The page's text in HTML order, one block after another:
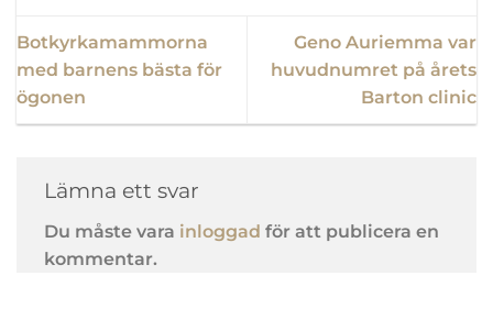
Botkyrkamammorna
med barnens bästa för
ögonen
Geno Auriemma var
huvudnumret på årets
Barton clinic
Lämna ett svar
Du måste vara inloggad för att publicera en
kommentar.